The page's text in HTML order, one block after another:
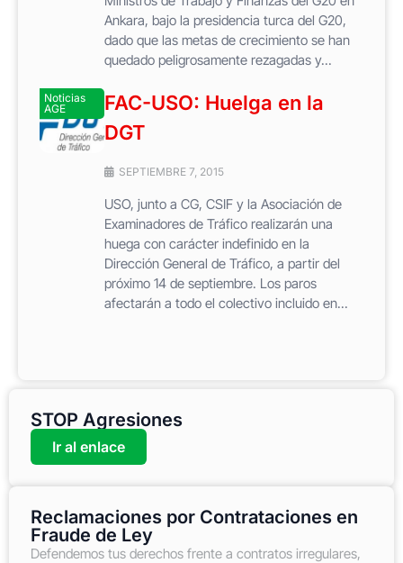
Ankara, bajo la presidencia turca del G20,
dado que las metas de crecimiento se han
quedado peligrosamente rezagadas y...
Noticias
AGE
FAC-USO: Huelga en la
DGT
SEPTIEMBRE 7, 2015
USO, junto a CG, CSIF y la Asociación de
Examinadores de Tráfico realizarán una
huega con carácter indefinido en la
Dirección General de Tráfico, a partir del
próximo 14 de septiembre. Los paros
afectarán a todo el colectivo incluido en...
STOP Agresiones
Ir al enlace
Reclamaciones por Contrataciones en
Fraude de Ley
Defendemos tus derechos frente a contratos irregulares,